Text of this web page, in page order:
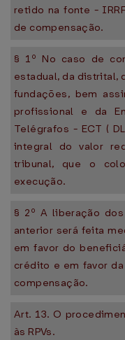
retido na fonte -
de compensação.
§ 1º No caso de
estadual, da distrital,
fundações, bem
profissional e da
Telégrafos - ECT (
integral do valor
tribunal, que o
execução.
§ 2º A liberação
anterior será feita
em favor do
crédito e em favor
compensação.
Art. 13. O
às RPVs.